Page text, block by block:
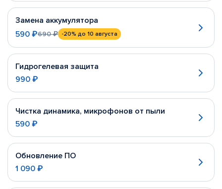
Замена аккумулятора
590 ₽690 ₽ -20% до 10 августа
Гидрогелевая защита
990 ₽
Чистка динамика, микрофонов от пыли
590 ₽
Обновление ПО
1 090 ₽